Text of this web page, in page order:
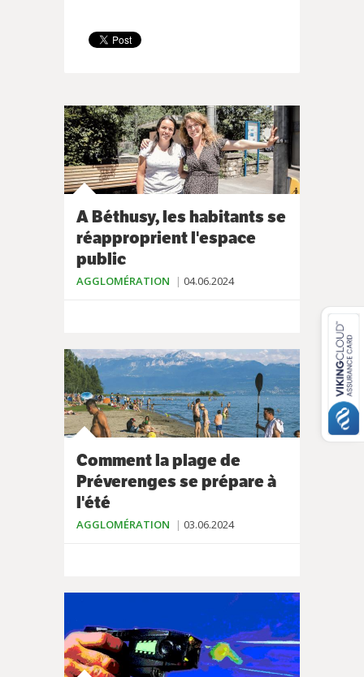
A Béthusy, les habitants se
réapproprient l'espace
public
AGGLOMÉRATION 04.06.2024
Comment la plage de
Préverenges se prépare à
l'été
AGGLOMÉRATION 03.06.2024